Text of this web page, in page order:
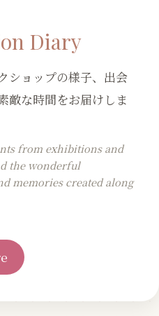
Diary
ショップの様子、出会
敵な時間をお届けしま
from exhibitions and
the wonderful
memories created along